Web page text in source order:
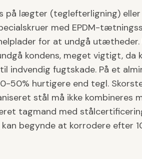
på lægter (teglefterligning)
med EPDM-
for at undgå
kondens, meget vigtigt, da
indvendig fugtskade. På et
50% hurtigere end tegl.
stål må ikke kombineres
tagmand med
begynde at korrodere efter